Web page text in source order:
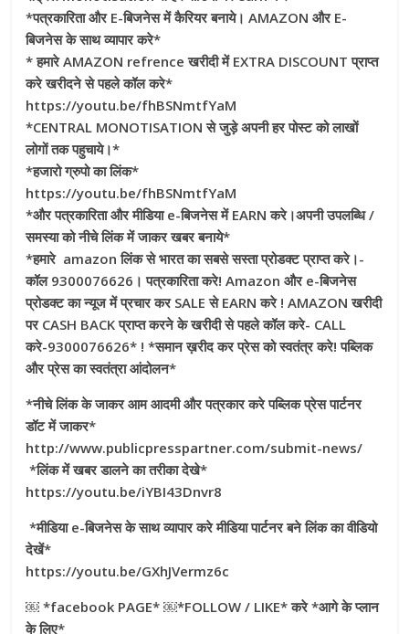
*पत्रकारिता और E-बिजनेस में कैरियर बनाये। AMAZON और E-
बिजनेस के साथ व्यापार करे*
* हमारे AMAZON refrence खरीदी में EXTRA DISCOUNT प्राप्त
करे खरीदने से पहले कॉल करे*
https://youtu.be/fhBSNmtfYaM
*CENTRAL MONOTISATION से जुड़े अपनी हर पोस्ट को लाखों
लोगों तक पहुचाये।*
*हजारो ग्रुपो का लिंक*
https://youtu.be/fhBSNmtfYaM
*और पत्रकारिता और मीडिया e-बिजनेस में EARN करे।अपनी उपलब्धि /
समस्या को नीचे लिंक में जाकर खबर बनाये*
*हमारे amazon लिंक से भारत का सबसे सस्ता प्रोडक्ट प्राप्त करे।-
कॉल 9300076626। पत्रकारिता करे! Amazon और e-बिजनेस
प्रोडक्ट का न्यूज में प्रचार कर SALE से EARN करे ! AMAZON खरीदी
पर CASH BACK प्राप्त करने के खरीदी से पहले कॉल करे- CALL
करे-9300076626* ! *समान ख़रीद कर प्रेस को स्वतंत्र करे! पब्लिक
और प्रेस का स्वतंत्रा आंदोलन*
*नीचे लिंक के जाकर आम आदमी और पत्रकार करे पब्लिक प्रेस पार्टनर
डॉट में जाकर*
http://www.publicpresspartner.com/submit-news/
*लिंक में खबर डालने का तरीका देखे*
https://youtu.be/iYBI43Dnvr8
*मीडिया e-बिजनेस के साथ व्यापार करे मीडिया पार्टनर बने लिंक का वीडियो
देखें*
https://youtu.be/GXhJVermz6c
￼ *facebook PAGE* ￼*FOLLOW / LIKE* करे *आगे के प्लान
के लिए*